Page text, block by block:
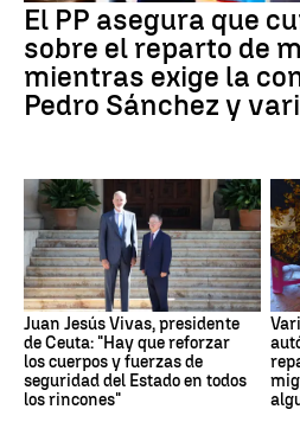
El PP asegura que
sobre el reparto de
mientras exige la
Pedro Sánchez y
Juan Jesús Vivas, presidente
de Ceuta: "Hay que reforzar
los cuerpos y fuerzas de
seguridad del Estado en todos
los rincones"